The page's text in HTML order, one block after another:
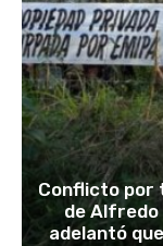
Conflicto por
de Alfredo
adelantó